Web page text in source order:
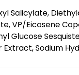
Salicylate,
VP/Eicosene
Glucose
Sodium